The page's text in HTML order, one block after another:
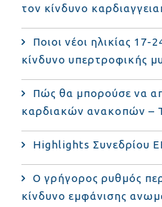
τον κίνδυνο
Ποιοι νέοι ηλικίας 17-
κίνδυνο υπερτροφικής
Πώς θα μπορούσε να
καρδιακών ανακοπών –
Highlights Συνεδρίου
Ο γρήγορος ρυθμός
κίνδυνο εμφάνισης